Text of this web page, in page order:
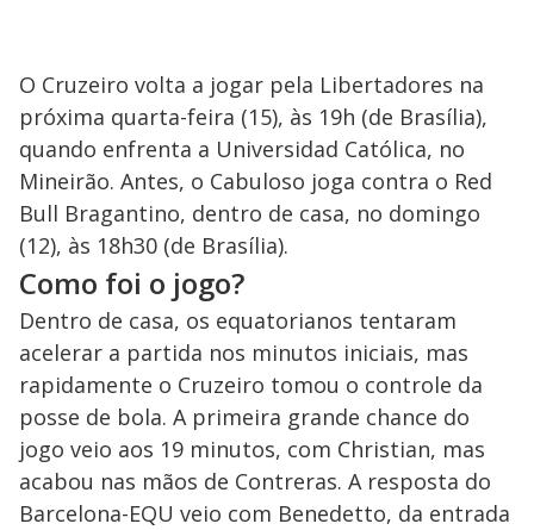
O Cruzeiro volta a jogar pela Libertadores na
próxima quarta-feira (15), às 19h (de Brasília),
quando enfrenta a Universidad Católica, no
Mineirão. Antes, o Cabuloso joga contra o Red
Bull Bragantino, dentro de casa, no domingo
(12), às 18h30 (de Brasília).
Como foi o jogo?
Dentro de casa, os equatorianos tentaram
acelerar a partida nos minutos iniciais, mas
rapidamente o Cruzeiro tomou o controle da
posse de bola. A primeira grande chance do
jogo veio aos 19 minutos, com Christian, mas
acabou nas mãos de Contreras. A resposta do
Barcelona-EQU veio com Benedetto, da entrada